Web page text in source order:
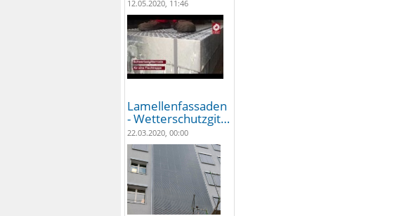
12.05.2020, 11:46
Lamellenfassaden
- Wetterschutzgit…
22.03.2020, 00:00